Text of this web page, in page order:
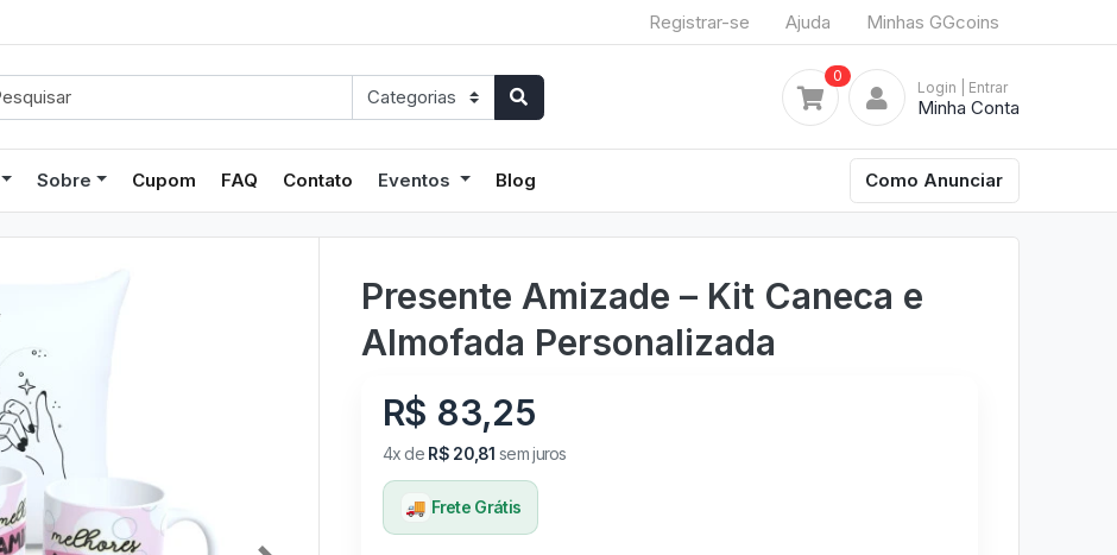
Registrar-se Ajuda Minhas GGcoins
0
Login | Entrar
Minha Conta
Sobre Cupom FAQ Contato Eventos Blog Como Anunciar
Presente Amizade – Kit Caneca e
Almofada Personalizada
R$ 83,25
4x de R$ 20,81 sem juros
🚚 Frete Grátis